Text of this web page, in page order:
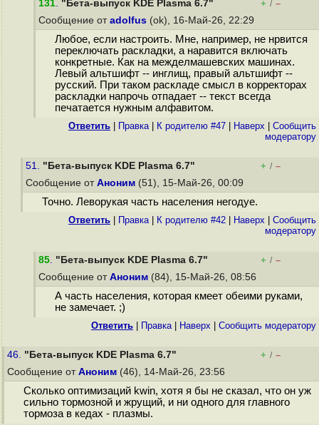
131. "Бета-выпуск KDE Plasma 6.7" + / –
Сообщение от adolfus (ok), 16-Май-26, 22:29
Любое, если настроить. Мне, например, не нрвится
переключать раскладки, а наравится включать
конкретные. Как на межделмашевских машинах.
Левый альтшифт -- инглищ, правый альтшифт --
русский. При таком раскладе смысл в корректорах
раскладки напрочь отпадает -- текст всегда
печатается нужным алфавитом.
Ответить Правка| К родителю #47 Наверх
Cообщить
модератору
51. "Бета-выпуск KDE Plasma 6.7" + / –
Сообщение от Аноним (51), 15-Май-26, 00:09
Точно. Леворукая часть населения негодуе.
Ответить Правка| К родителю #42 Наверх
Cообщить
модератору
85. "Бета-выпуск KDE Plasma 6.7" + / –
Сообщение от Аноним (84), 15-Май-26, 08:56
А часть населения, которая кмеет обеими руками,
не замечает. ;)
Ответить Правка| Наверх Cообщить модератору
46. "Бета-выпуск KDE Plasma 6.7" + / –
Сообщение от Аноним (46), 14-Май-26, 23:56
Сколько оптимизаций kwin, хотя я бы не сказал, что он уж
сильно тормозной и жрущий, и ни одного для главного
тормоза в кедах - плазмы.